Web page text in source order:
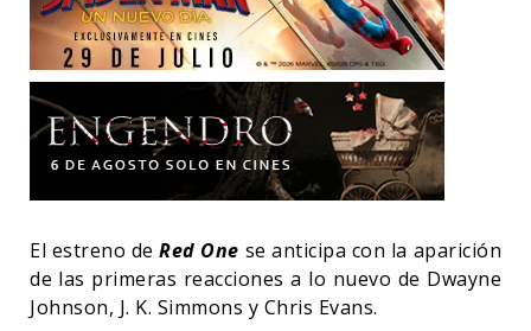
El estreno deRed One se anticipa con la aparición
de las primeras reacciones a lo nuevo de Dwayne
Johnson, J. K. Simmons y Chris Evans.